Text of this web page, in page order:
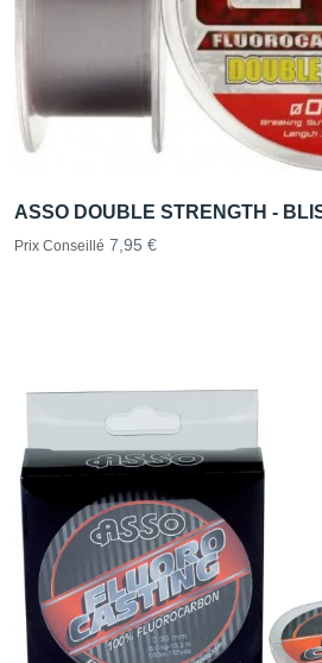
ASSO DOUBLE STRENGTH -
Prix Conseillé 7,95 €